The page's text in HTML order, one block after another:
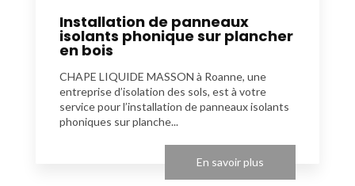
Installation de panneaux
isolants phonique sur plancher
en bois
CHAPE LIQUIDE MASSON à Roanne, une
entreprise d’isolation des sols, est à votre
service pour l’installation de panneaux isolants
phoniques sur planche...
En savoir plus